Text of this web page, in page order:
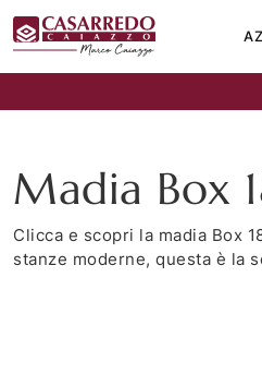
Madia Box
Clicca e scopri la madia Box
stanze moderne, questa è la